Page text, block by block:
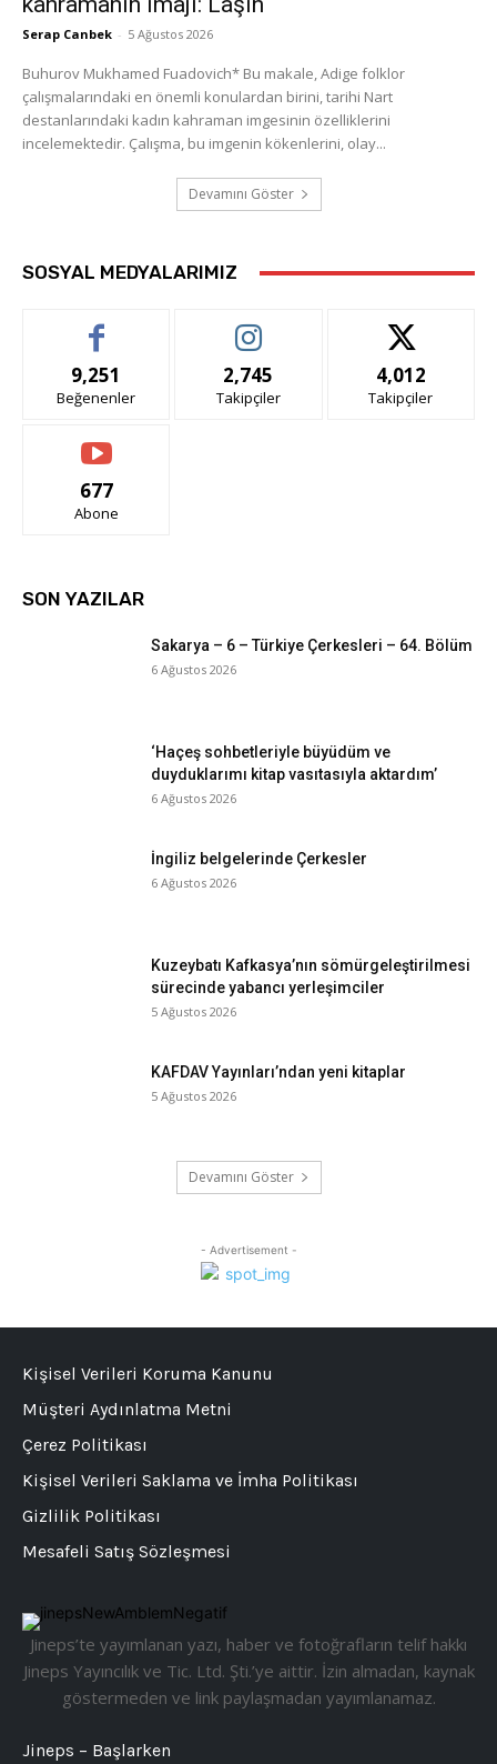
Serap Canbek - 5 Ağustos 2026
Buhurov Mukhamed Fuadovich* Bu makale, Adige folklor
çalışmalarındaki en önemli konulardan birini, tarihi Nart
destanlarındaki kadın kahraman imgesinin özelliklerini
incelemektedir. Çalışma, bu imgenin kökenlerini, olay...
Devamını Göster
SOSYAL MEDYALARIMIZ
9,251
Beğenenler
2,745
Takipçiler
4,012
Takipçiler
677
Abone
SON YAZILAR
Sakarya – 6 – Türkiye Çerkesleri – 64. Bölüm
6 Ağustos 2026
‘Haçeş sohbetleriyle büyüdüm ve
duyduklarımı kitap vasıtasıyla aktardım’
6 Ağustos 2026
İngiliz belgelerinde Çerkesler
6 Ağustos 2026
Kuzeybatı Kafkasya’nın sömürgeleştirilmesi
sürecinde yabancı yerleşimciler
5 Ağustos 2026
KAFDAV Yayınları’ndan yeni kitaplar
5 Ağustos 2026
Devamını Göster
- Advertisement -
Jineps’te yayımlanan yazı, haber ve fotoğrafların telif hakkı
Jineps Yayıncılık ve Tic. Ltd. Şti.’ye aittir. İzin almadan, kaynak
göstermeden ve link paylaşmadan yayımlanamaz.
Jineps – Başlarken
Kişisel Verileri Koruma Kanunu
Müşteri Aydınlatma Metni
Çerez Politikası
Kişisel Verileri Saklama ve İmha Politikası
Gizlilik Politikası
Mesafeli Satış Sözleşmesi